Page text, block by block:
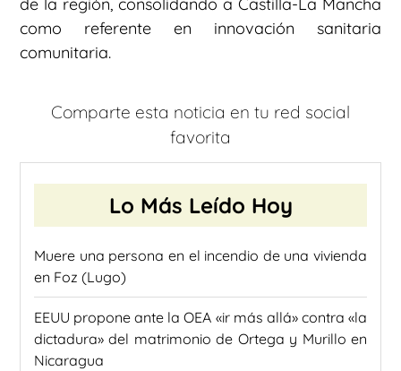
de la región, consolidando a Castilla-La Mancha
como referente en innovación sanitaria
comunitaria.
Comparte esta noticia en tu red social
favorita
Lo Más Leído Hoy
Muere una persona en el incendio de una vivienda
en Foz (Lugo)
EEUU propone ante la OEA «ir más allá» contra «la
dictadura» del matrimonio de Ortega y Murillo en
Nicaragua